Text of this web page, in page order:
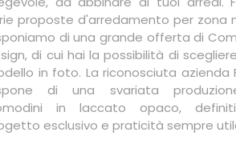
proposte d'arredamento per zona
di una grande offerta di
di cui hai la possibilità di
in foto. La riconosciuta azienda
di una svariata
in laccato opaco,
esclusivo e praticità sempre